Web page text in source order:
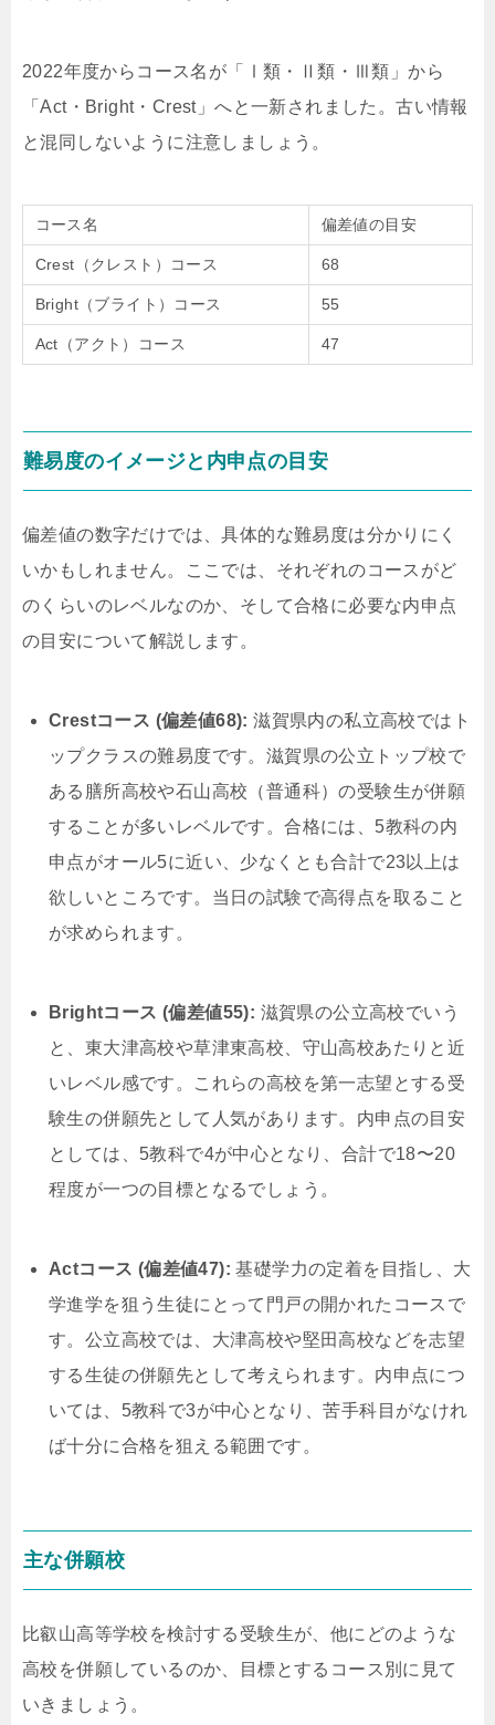
2022年度からコース名が「Ⅰ類・Ⅱ類・Ⅲ類」から
「Act・Bright・Crest」へと一新されました。古い情報
と混同しないように注意しましょう。
コース名 偏差値の目安
Crest（クレスト）コース 68
Bright（ブライト）コース 55
Act（アクト）コース 47
難易度のイメージと内申点の目安
偏差値の数字だけでは、具体的な難易度は分かりにく
いかもしれません。ここでは、それぞれのコースがど
のくらいのレベルなのか、そして合格に必要な内申点
の目安について解説します。
Crestコース (偏差値68): 滋賀県内の私立高校ではト
ップクラスの難易度です。滋賀県の公立トップ校で
ある膳所高校や石山高校（普通科）の受験生が併願
することが多いレベルです。合格には、5教科の内
申点がオール5に近い、少なくとも合計で23以上は
欲しいところです。当日の試験で高得点を取ること
が求められます。
Brightコース (偏差値55): 滋賀県の公立高校でいう
と、東大津高校や草津東高校、守山高校あたりと近
いレベル感です。これらの高校を第一志望とする受
験生の併願先として人気があります。内申点の目安
としては、5教科で4が中心となり、合計で18〜20
程度が一つの目標となるでしょう。
Actコース (偏差値47): 基礎学力の定着を目指し、大
学進学を狙う生徒にとって門戸の開かれたコースで
す。公立高校では、大津高校や堅田高校などを志望
する生徒の併願先として考えられます。内申点につ
いては、5教科で3が中心となり、苦手科目がなけれ
ば十分に合格を狙える範囲です。
主な併願校
比叡山高等学校を検討する受験生が、他にどのような
高校を併願しているのか、目標とするコース別に見て
いきましょう。